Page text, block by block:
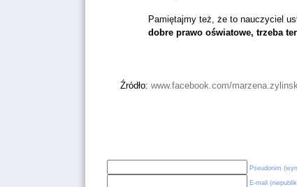
Pamiętajmy też, że to nauczyciel
dobre prawo oświatowe, trzeba
Źródło: www.facebook.com/
Pseudonim
E-mail